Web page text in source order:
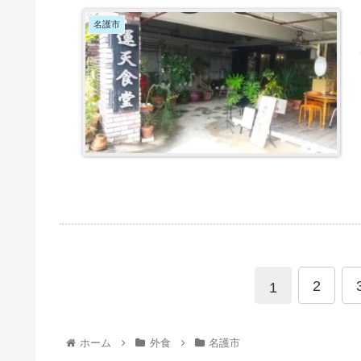
名護市
1 2
ホーム 外食 名護市